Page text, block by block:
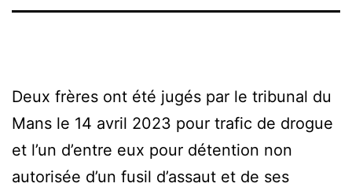
Deux frères ont été jugés par le tribunal du
Mans le 14 avril 2023 pour trafic de drogue
et l’un d’entre eux pour détention non
autorisée d’un fusil d’assaut et de ses